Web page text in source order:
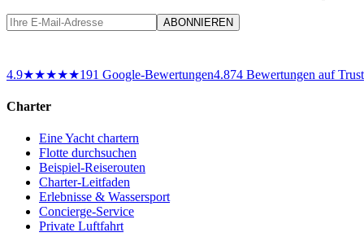
ABONNIEREN
4.9★★★★★191 Google-Bewertungen4.874 Bewertungen auf
Charter
Eine Yacht chartern
Flotte durchsuchen
Beispiel-Reiserouten
Charter-Leitfaden
Erlebnisse & Wassersport
Concierge-Service
Private Luftfahrt